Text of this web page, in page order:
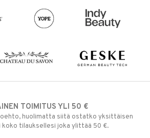
TOIMITUS YLI 50 €
huolimatta siitä ostatko yksittäisen
tilauksellesi joka ylittää 50 €.